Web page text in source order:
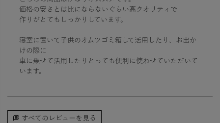
価格の安さとは比にならないぐらい高クオリティで
作りがとてもしっかりしています。
寝室に置いて子供のオムツゴミ箱して活用したり、お出か
けの際に
車に乗せて活用したりとっても便利に使わせていただいて
います。
すべてのレビューを見る